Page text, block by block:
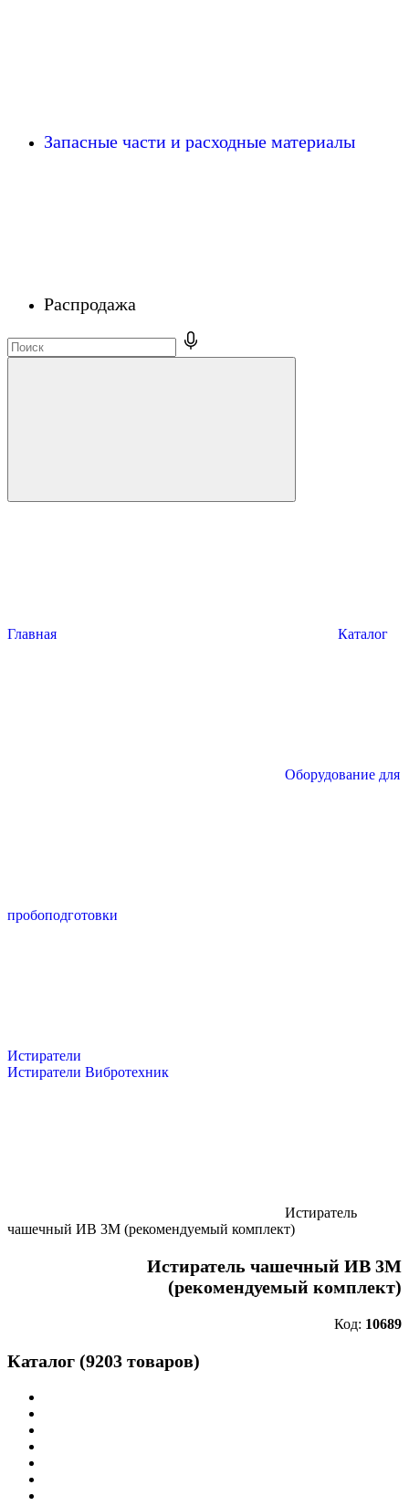
Запасные части и расходные материалы
Распродажа
Главная Каталог
Оборудование для
пробоподготовки
Истиратели
Истиратели Вибротехник
Истиратель
чашечный ИВ 3М (рекомендуемый комплект)
Истиратель чашечный ИВ 3М
(рекомендуемый комплект)
Код: 10689
Каталог (9203 товаров)